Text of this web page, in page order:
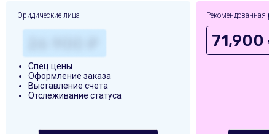
Юридические лица
Спец.цены
Оформление заказа
Выставление счета
Отслеживание статуса
Рекомендованная
71,900